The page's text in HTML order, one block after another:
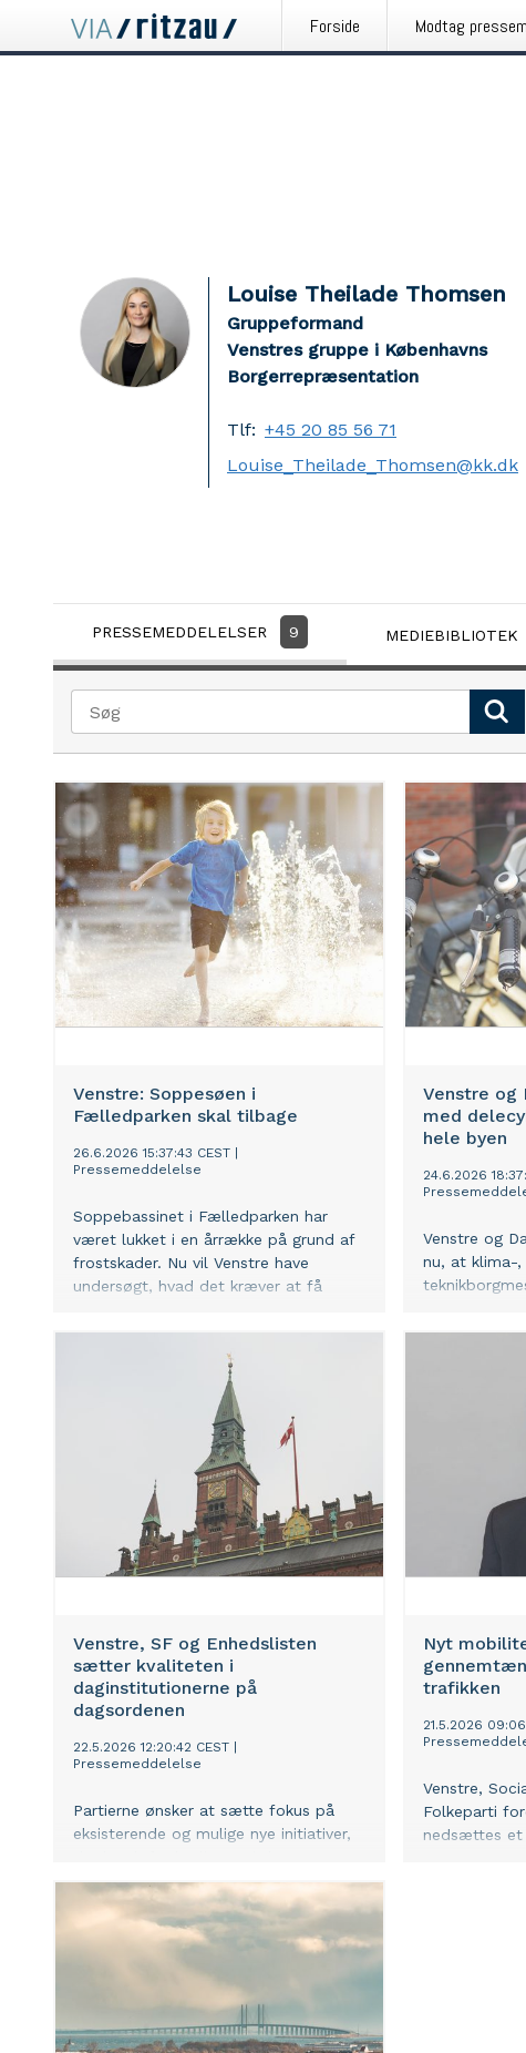
Forside Modtag
Louise Theilade Thomsen
Gruppeformand
Venstres gruppe i Københavns
Borgerrepræsentation
Tlf: +45 20 85 56 71
Louise_Theilade_Thomsen@kk.dk
PRESSEMEDDELELSER 9 MEDIEBIBLIOTEK
Venstre: Soppesøen i
Fælledparken skal tilbage
26.6.2026 15:37:43 CEST
Pressemeddelelse
Soppebassinet i Fælledparken har
været lukket i en årrække på grund af
frostskader. Nu vil Venstre have
undersøgt, hvad det kræver at få
Venstre og
med
hele byen
24.6.2026
Venstre og
nu, at klima-
løse byens
Venstre, SF og Enhedslisten
sætter kvaliteten i
daginstitutionerne på
dagsordenen
22.5.2026 12:20:42 CEST
Pressemeddelelse
Partierne ønsker at sætte fokus på
eksisterende og mulige nye initiativer,
københavnske daginstitutioner. Så alle
børn i København får en omsorgsfuld
og tryg dagligdag.
Nyt
trafikken
21.5.2026
Venstre,
Folkeparti
nedsættes et